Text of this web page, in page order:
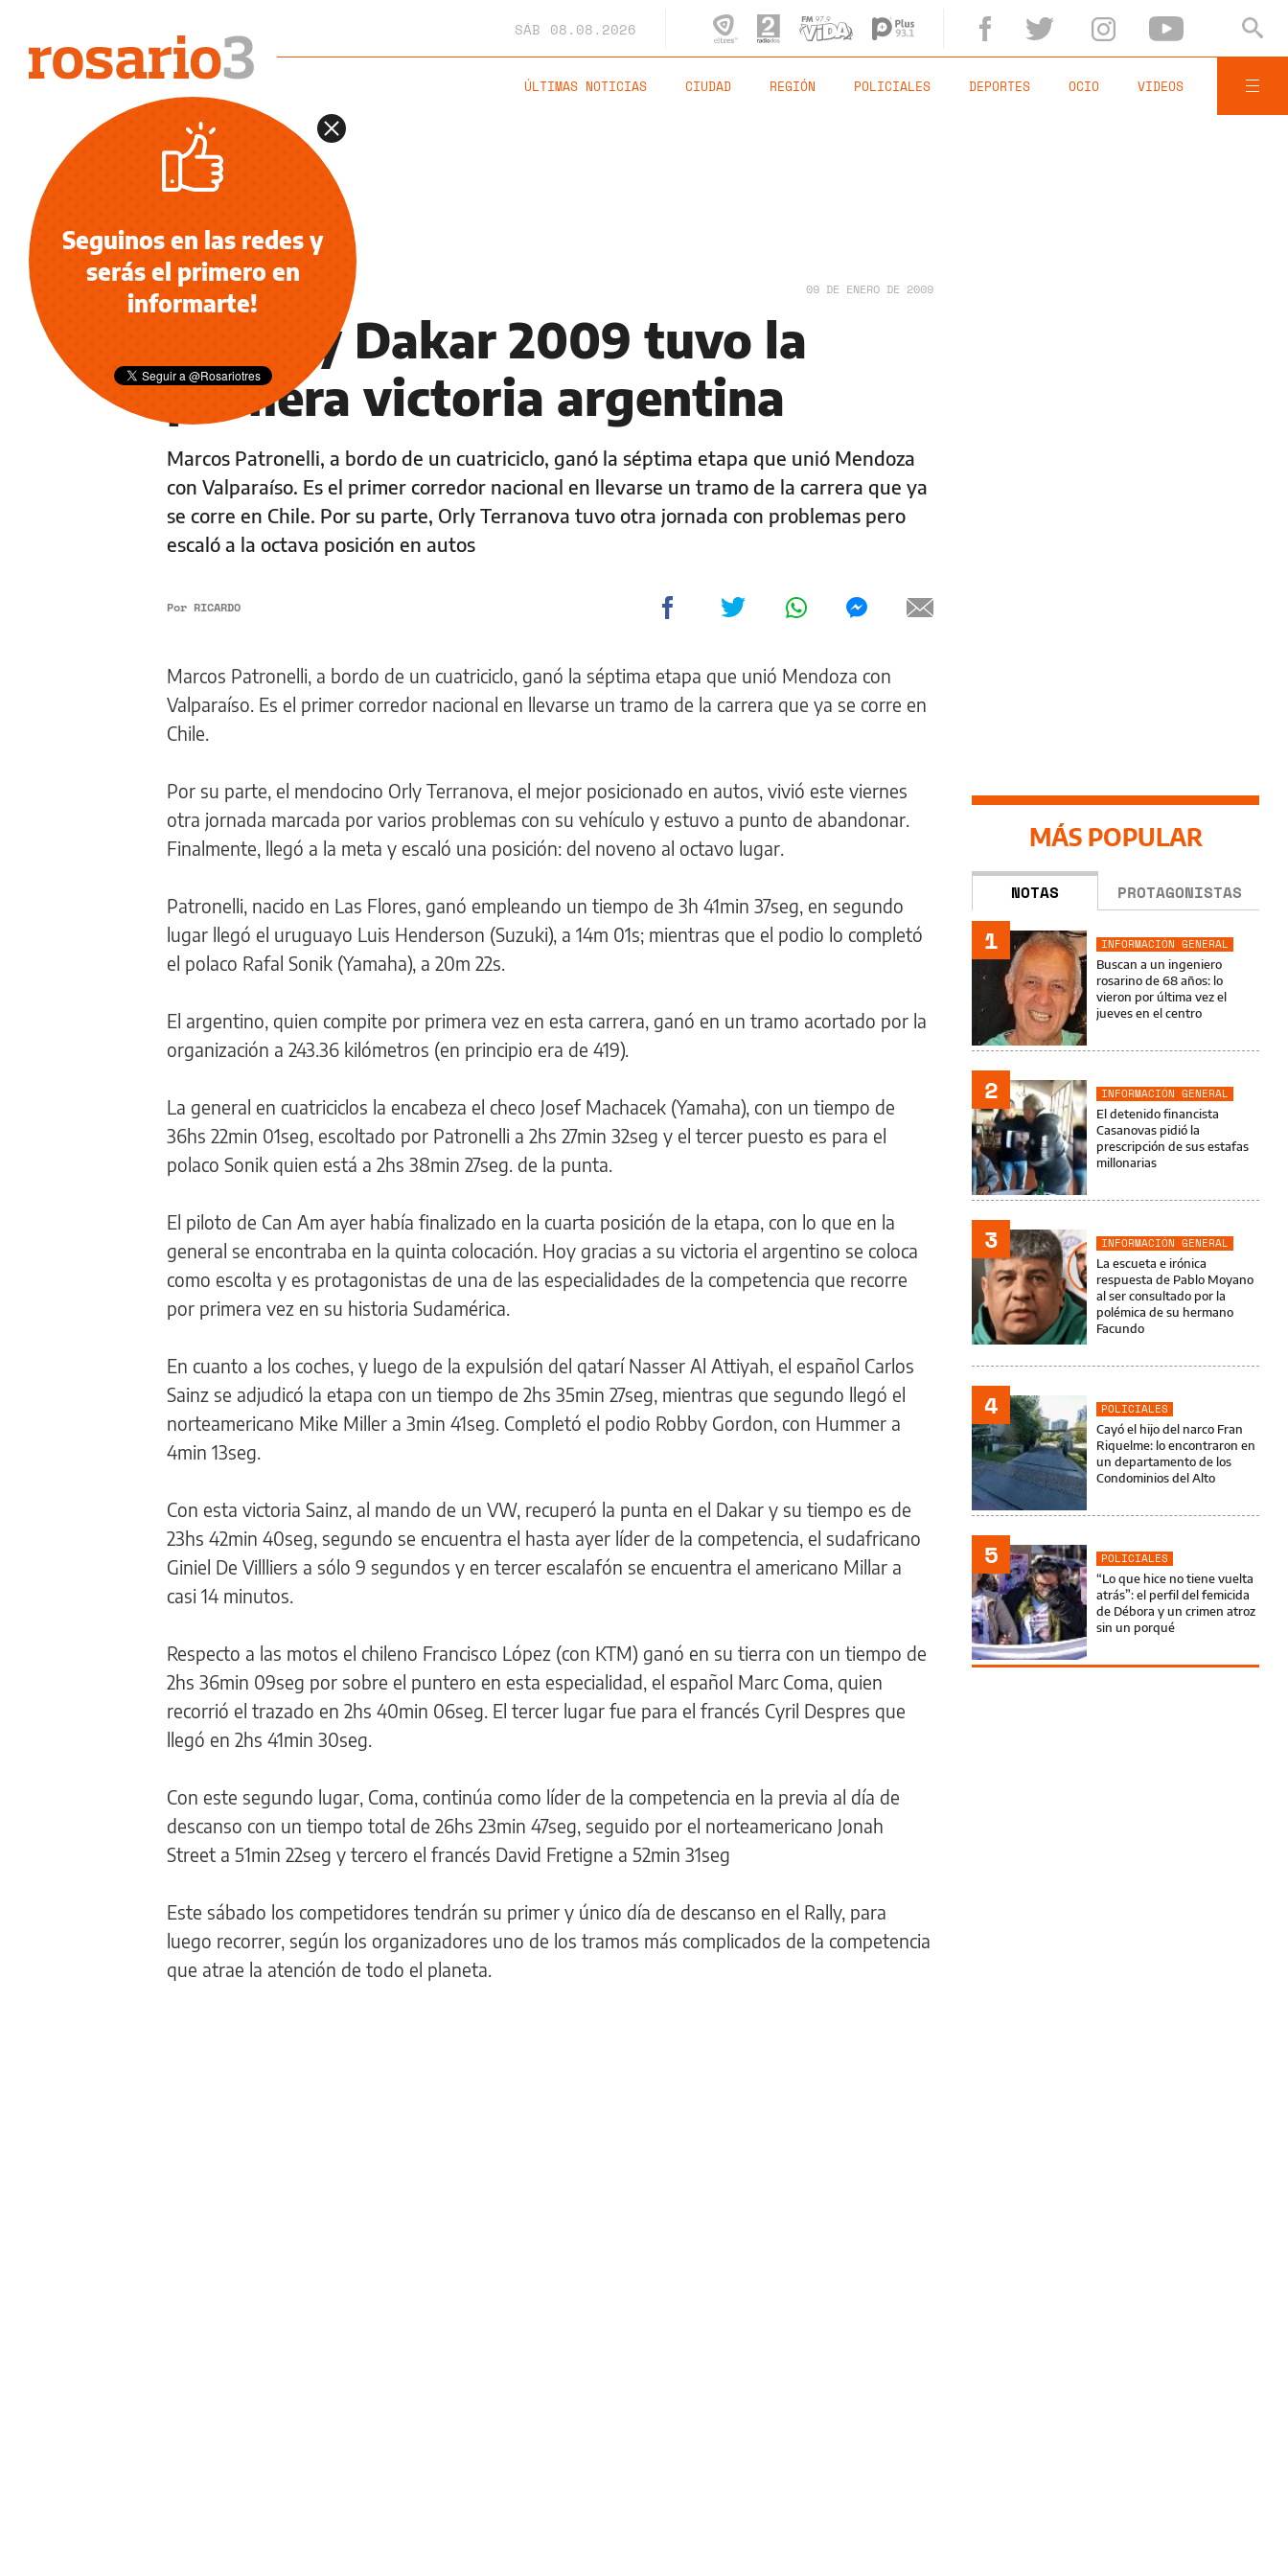
SÁB 08.08.2026
ÚLTIMAS NOTICIAS CIUDAD REGIÓN POLICIALES DEPORTES OCIO VIDEOS
NOTICIAS 09 DE ENERO DE 2009
El Rally Dakar 2009 tuvo la
primera victoria argentina
Marcos Patronelli, a bordo de un cuatriciclo, ganó la séptima etapa que unió Mendoza
con Valparaíso. Es el primer corredor nacional en llevarse un tramo de la carrera que ya
se corre en Chile. Por su parte, Orly Terranova tuvo otra jornada con problemas pero
escaló a la octava posición en autos
Por RICARDO
Marcos Patronelli, a bordo de un cuatriciclo, ganó la séptima etapa que unió Mendoza con
Valparaíso. Es el primer corredor nacional en llevarse un tramo de la carrera que ya se corre en
Chile.
Por su parte, el mendocino Orly Terranova, el mejor posicionado en autos, vivió este viernes
otra jornada marcada por varios problemas con su vehículo y estuvo a punto de abandonar.
Finalmente, llegó a la meta y escaló una posición: del noveno al octavo lugar.
Patronelli, nacido en Las Flores, ganó empleando un tiempo de 3h 41min 37seg, en segundo
lugar llegó el uruguayo Luis Henderson (Suzuki), a 14m 01s; mientras que el podio lo completó
el polaco Rafal Sonik (Yamaha), a 20m 22s.
El argentino, quien compite por primera vez en esta carrera, ganó en un tramo acortado por la
organización a 243.36 kilómetros (en principio era de 419).
La general en cuatriciclos la encabeza el checo Josef Machacek (Yamaha), con un tiempo de
36hs 22min 01seg, escoltado por Patronelli a 2hs 27min 32seg y el tercer puesto es para el
polaco Sonik quien está a 2hs 38min 27seg. de la punta.
El piloto de Can Am ayer había finalizado en la cuarta posición de la etapa, con lo que en la
general se encontraba en la quinta colocación. Hoy gracias a su victoria el argentino se coloca
como escolta y es protagonistas de una de las especialidades de la competencia que recorre
por primera vez en su historia Sudamérica.
En cuanto a los coches, y luego de la expulsión del qatarí Nasser Al Attiyah, el español Carlos
Sainz se adjudicó la etapa con un tiempo de 2hs 35min 27seg, mientras que segundo llegó el
norteamericano Mike Miller a 3min 41seg. Completó el podio Robby Gordon, con Hummer a
4min 13seg.
Con esta victoria Sainz, al mando de un VW, recuperó la punta en el Dakar y su tiempo es de
23hs 42min 40seg, segundo se encuentra el hasta ayer líder de la competencia, el sudafricano
Giniel De Villliers a sólo 9 segundos y en tercer escalafón se encuentra el americano Millar a
casi 14 minutos.
Respecto a las motos el chileno Francisco López (con KTM) ganó en su tierra con un tiempo de
2hs 36min 09seg por sobre el puntero en esta especialidad, el español Marc Coma, quien
recorrió el trazado en 2hs 40min 06seg. El tercer lugar fue para el francés Cyril Despres que
llegó en 2hs 41min 30seg.
Con este segundo lugar, Coma, continúa como líder de la competencia en la previa al día de
descanso con un tiempo total de 26hs 23min 47seg, seguido por el norteamericano Jonah
Street a 51min 22seg y tercero el francés David Fretigne a 52min 31seg
Este sábado los competidores tendrán su primer y único día de descanso en el Rally, para
luego recorrer, según los organizadores uno de los tramos más complicados de la competencia
que atrae la atención de todo el planeta.
MÁS POPULAR
NOTAS PROTAGONISTAS
1
INFORMACIÓN GENERAL
Buscan a un ingeniero
rosarino de 68 años: lo
vieron por última vez el
jueves en el centro
2
INFORMACIÓN GENERAL
El detenido financista
Casanovas pidió la
prescripción de sus estafas
millonarias
3
INFORMACIÓN GENERAL
La escueta e irónica
respuesta de Pablo Moyano
al ser consultado por la
polémica de su hermano
Facundo
4
POLICIALES
Cayó el hijo del narco Fran
Riquelme: lo encontraron en
un departamento de los
Condominios del Alto
5
POLICIALES
“Lo que hice no tiene vuelta
atrás”: el perfil del femicida
de Débora y un crimen atroz
sin un porqué
Seguinos en las redes y
serás el primero en
informarte!